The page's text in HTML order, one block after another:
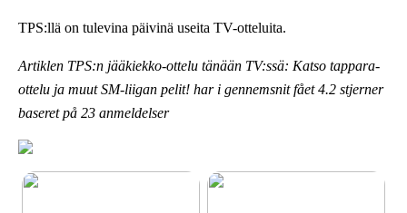
TPS:llä on tulevina päivinä useita TV-otteluita.
Artiklen TPS:n jääkiekko-ottelu tänään TV:ssä: Katso tappara-
ottelu ja muut SM-liigan pelit! har i gennemsnit fået4.2 stjerner
baseret på 23 anmeldelser